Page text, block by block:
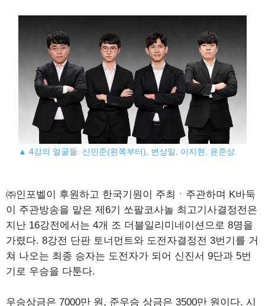
▲ 4강의 얼굴들. 신민준(왼쪽부터), 변상일, 이지현, 윤준상.
㈜인포벨이 후원하고 한국기원이 주최ㆍ주관하며 K바둑
이 주관방송을 맡은 제6기 쏘팔코사놀 최고기사결정전은
지난 16강전에서는 4개 조 더블일리미네이션으로 8명을
가렸다. 8강전 단판 토너먼트와 도전자결정전 3번기를 거
쳐 나오는 최종 승자는 도전자가 되어 신진서 9단과 5번
기로 우승을 다툰다.
우승상금은 7000만 원, 준우승 상금은 3500만 원이다. 시